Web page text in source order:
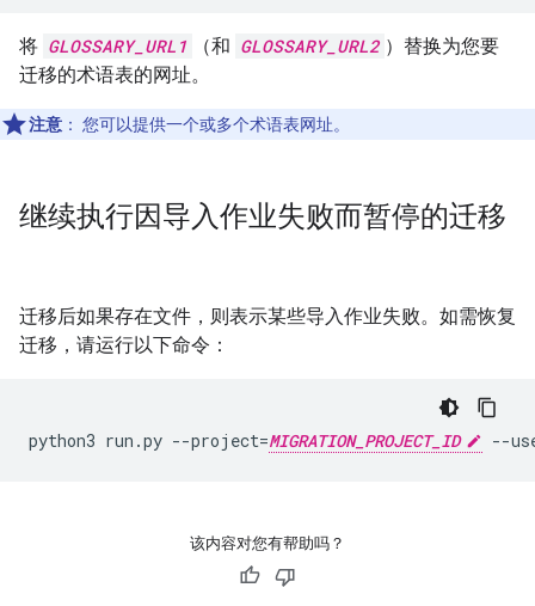
将 GLOSSARY_URL1 （和 GLOSSARY_URL2 ）替换为您要
迁移的术语表的网址。
注意 ： 您可以提供一个或多个术语表网址。
继续执行因导入作业失败而暂停的迁移
迁移后如果存在文件，则表示某些导入作业失败。如需恢复
迁移，请运行以下命令：
python3 run.py --project=MIGRATION_PROJECT_ID --
该内容对您有帮助吗？